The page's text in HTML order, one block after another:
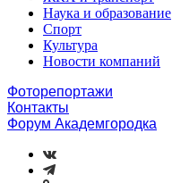
Наука и образование
Спорт
Культура
Новости компаний
Фоторепортажи
Контакты
Форум Академгородка